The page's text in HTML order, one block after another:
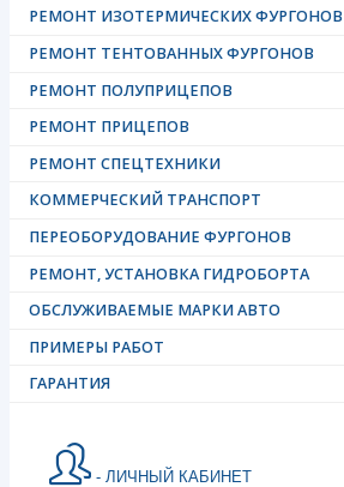
РЕМОНТ ИЗОТЕРМИЧЕСКИХ ФУРГОНОВ
РЕМОНТ ТЕНТОВАННЫХ ФУРГОНОВ
РЕМОНТ ПОЛУПРИЦЕПОВ
РЕМОНТ ПРИЦЕПОВ
РЕМОНТ СПЕЦТЕХНИКИ
КОММЕРЧЕСКИЙ ТРАНСПОРТ
ПЕРЕОБОРУДОВАНИЕ ФУРГОНОВ
РЕМОНТ, УСТАНОВКА ГИДРОБОРТА
ОБСЛУЖИВАЕМЫЕ МАРКИ АВТО
ПРИМЕРЫ РАБОТ
ГАРАНТИЯ
- ЛИЧНЫЙ КАБИНЕТ